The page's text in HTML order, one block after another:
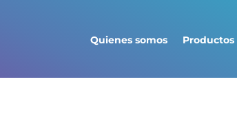
Quienes somos Productos